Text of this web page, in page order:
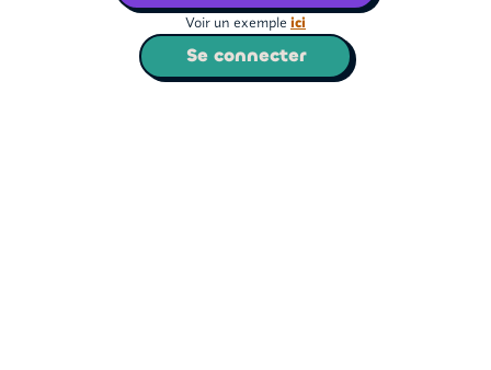
Voir un exemple ici
Se connecter